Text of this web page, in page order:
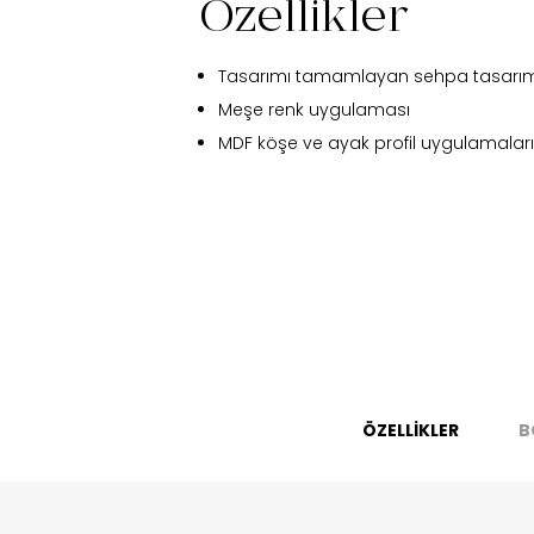
Özellikler
Tasarımı tamamlayan sehpa
Meşe renk uygulaması
MDF köşe ve ayak profil uygulamaları
ÖZELLİKLERBu